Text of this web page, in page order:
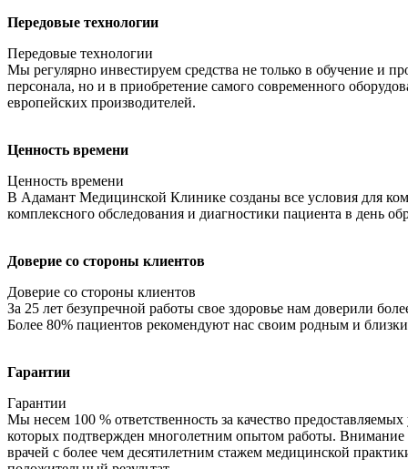
Передовые технологии
Передовые технологии
Мы регулярно инвестируем средства не только в обучение и
персонала, но и в приобретение самого современного
европейских производителей.
Ценность времени
Ценность времени
В Адамант Медицинской Клинике созданы все условия для
комплексного обследования и диагностики пациента в день
Доверие со стороны клиентов
Доверие со стороны клиентов
За 25 лет безупречной работы свое здоровье нам доверили
Более 80% пациентов рекомендуют нас своим родным и
Гарантии
Гарантии
Мы несем 100 % ответственность за качество
которых подтвержден многолетним опытом работы. Внимание
врачей с более чем десятилетним стажем медицинской